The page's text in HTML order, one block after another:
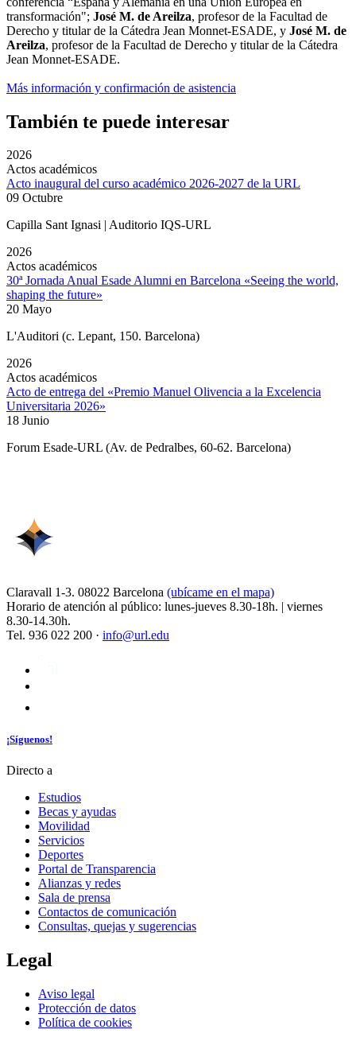
transformación"; José M. de Areilza, profesor de la Facultad de
Derecho y titular de la Cátedra Jean Monnet-ESADE, y José M. de
Areilza, profesor de la Facultad de Derecho y titular de la Cátedra
Jean Monnet-ESADE.
Más información y confirmación de asistencia
También te puede interesar
2026
Actos académicos
Acto inaugural del curso académico 2026-2027 de la URL
09 Octubre
Capilla Sant Ignasi | Auditorio IQS-URL
2026
Actos académicos
30ª Jornada Anual Esade Alumni en Barcelona «Seeing the world,
shaping the future»
20 Mayo
L'Auditori (c. Lepant, 150. Barcelona)
2026
Actos académicos
Acto de entrega del «Premio Manuel Olivencia a la Excelencia
Universitaria 2026»
18 Junio
Forum Esade-URL (Av. de Pedralbes, 60-62. Barcelona)
Claravall 1-3. 08022 Barcelona (ubícame en el mapa)
Horario de atención al público: lunes-jueves 8.30-18h. | viernes
8.30-14.30h.
Tel. 936 022 200 · info@url.edu
¡Síguenos!
Directo a
Estudios
Becas y ayudas
Movilidad
Servicios
Deportes
Portal de Transparencia
Alianzas y redes
Sala de prensa
Contactos de comunicación
Consultas, quejas y sugerencias
Legal
Aviso legal
Protección de datos
Política de cookies